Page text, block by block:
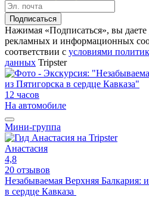
Подписаться
Нажимая «Подписаться», вы даете
рекламных и информационных
соответствии c условиями
данных Tripster
12 часов
На автомобиле
Мини-группа
Анастасия
4,8
20 отзывов
Незабываемая Верхняя Балкария:
в сердце Кавказа